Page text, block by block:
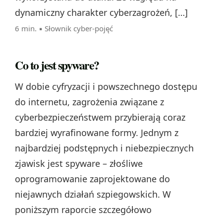
dynamiczny charakter cyberzagrożeń, […]
6 min. ▪ Słownik cyber-pojęć
Co to jest spyware?
W dobie cyfryzacji i powszechnego dostępu
do internetu, zagrożenia związane z
cyberbezpieczeństwem przybierają coraz
bardziej wyrafinowane formy. Jednym z
najbardziej podstępnych i niebezpiecznych
zjawisk jest spyware – złośliwe
oprogramowanie zaprojektowane do
niejawnych działań szpiegowskich. W
poniższym raporcie szczegółowo